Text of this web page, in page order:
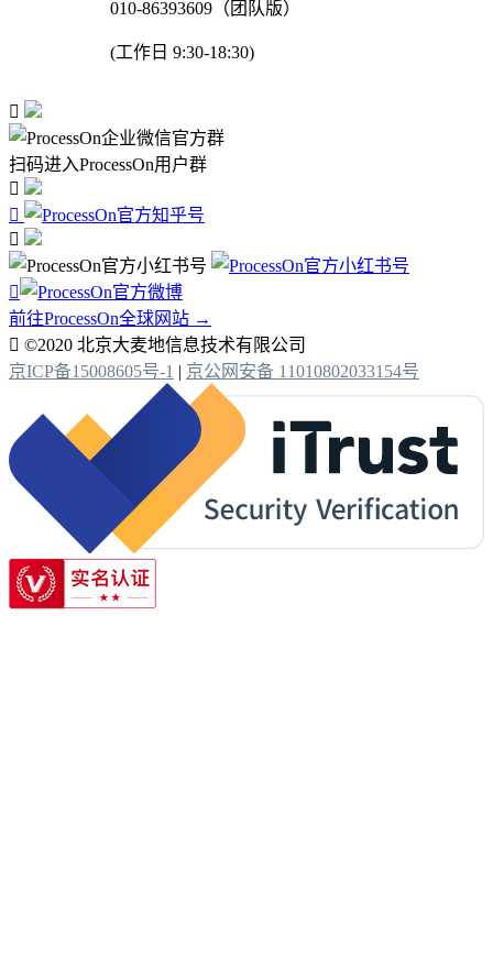
010-86393609（团队版）
(工作日 9:30-18:30)

扫码进入ProcessOn用户群




前往ProcessOn全球网站 →
 ©2020 北京大麦地信息技术有限公司
京ICP备15008605号-1 | 京公网安备 11010802033154号